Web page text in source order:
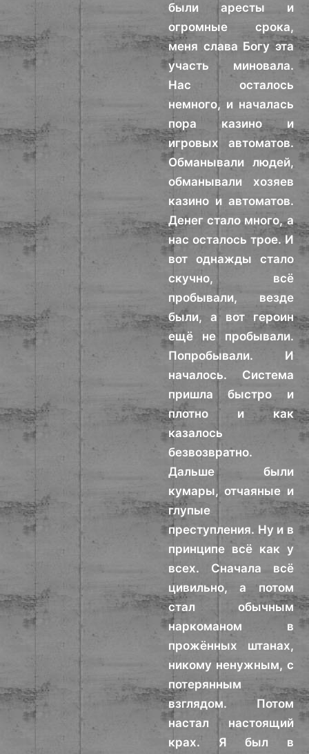
были аресты и
огромные срока,
меня слава Богу эта
участь миновала.
Нас осталось
немного, и началась
пора казино и
игровых автоматов.
Обманывали людей,
обманывали хозяев
казино и автоматов.
Денег стало много, а
нас осталось трое. И
вот однажды стало
скучно, всё
пробывали, везде
были, а вот героин
ещё не пробывали.
Попробывали. И
началось. Система
пришла быстро и
плотно и как
казалось
безвозвратно.
Дальше были
кумары, отчаяные и
глупые
преступления. Ну и в
принципе всё как у
всех. Сначала всё
цивильно, а потом
стал обычным
наркоманом в
прожённых штанах,
никому ненужным, с
потерянным
взглядом. Потом
настал настоящий
крах. Я был в